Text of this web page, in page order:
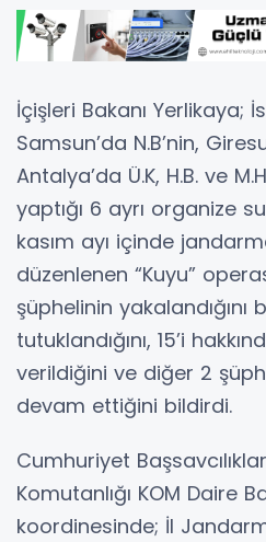
İçişleri Bakanı Yerlikaya;
Samsun’da N.B’nin,
Antalya’da Ü.K, H.B. ve
yaptığı 6 ayrı organize
kasım ayı içinde
düzenlenen “Kuyu”
şüphelinin yakalandığını
tutuklandığını, 15’i
verildiğini ve diğer 2
devam ettiğini bildirdi.
Cumhuriyet
Komutanlığı KOM Daire
koordinesinde; İl